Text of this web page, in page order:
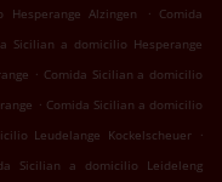
Alzingen . Comida
Sicilian a domicilio Hesperange
. Comida Sicilian a domicilio
. Comida Sicilian a domicilio
Leudelange Kockelscheuer .
Sicilian a domicilio Leideleng